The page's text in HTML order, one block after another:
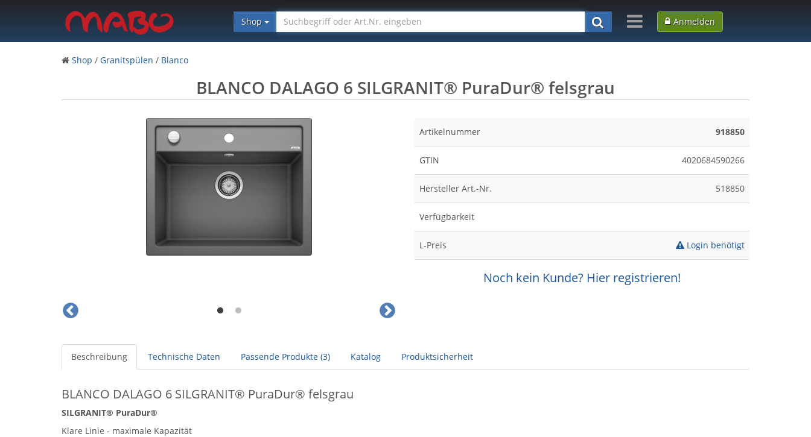
Shop Anmelden
Shop / Granitspülen / Blanco
BLANCO DALAGO 6 SILGRANIT® PuraDur® felsgrau
Artikelnummer 918850
GTIN 4020684590266
Hersteller Art.-Nr. 518850
Verfügbarkeit
L-Preis Login benötigt
Noch kein Kunde? Hier registrieren!
Beschreibung Technische Daten Passende Produkte (3) Katalog Produktsicherheit
BLANCO DALAGO 6 SILGRANIT® PuraDur® felsgrau
SILGRANIT® PuraDur®
Klare Linie - maximale Kapazität